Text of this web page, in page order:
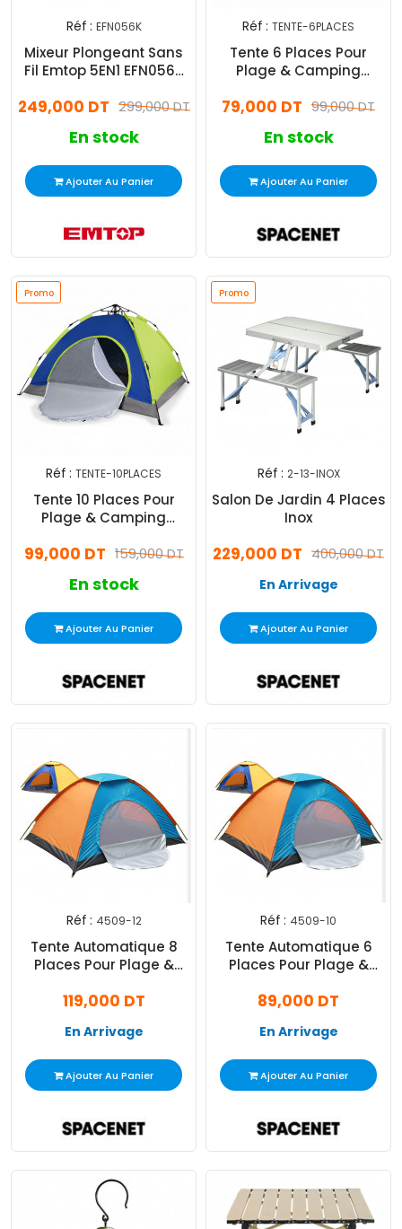
Réf : EFN056K
Mixeur Plongeant Sans
Fil Emtop 5EN1 EFN056K
299,000 DT
249,000 DT
En stock
Ajouter Au Panier
Réf : TENTE-6PLACES
Tente 6 Places Pour
Plage & Camping
99,000 DT
79,000 DT
En stock
Ajouter Au Panier
Promo
Réf : TENTE-10PLACES
Tente 10 Places Pour
Plage & Camping
159,000 DT
99,000 DT
En stock
Ajouter Au Panier
Promo
Réf : 2-13-INOX
Salon De Jardin 4 Places
Inox
400,000 DT
229,000 DT
En Arrivage
Ajouter Au Panier
Réf : 4509-12
Tente Automatique 8
Places Pour Plage &
119,000 DT
En Arrivage
Ajouter Au Panier
Réf : 4509-10
Tente Automatique 6
Places Pour Plage &
89,000 DT
En Arrivage
Ajouter Au Panier